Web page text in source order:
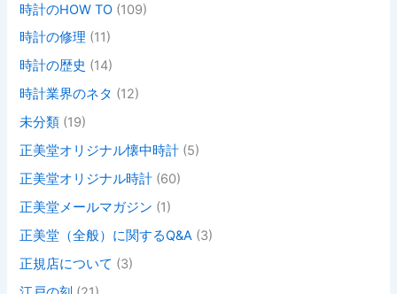
時計のHOW TO (109)
時計の修理 (11)
時計の歴史 (14)
時計業界のネタ (12)
未分類 (19)
正美堂オリジナル懐中時計 (5)
正美堂オリジナル時計 (60)
正美堂メールマガジン (1)
正美堂（全般）に関するQ&A (3)
正規店について (3)